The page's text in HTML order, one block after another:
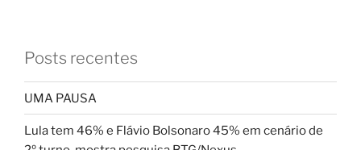
Posts recentes
UMA PAUSA
Lula tem 46% e Flávio Bolsonaro 45% em cenário de